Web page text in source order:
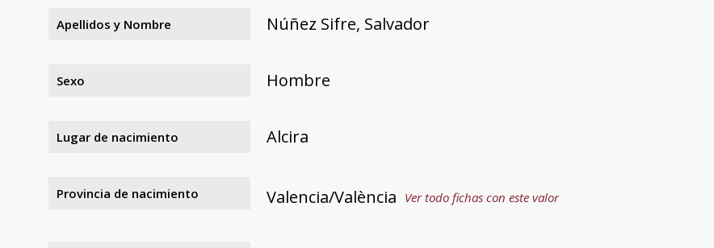
Apellidos y Nombre Núñez Sifre, Salvador
Sexo Hombre
Lugar de nacimiento Alcira
Provincia de nacimiento Valencia/València Ver todo fichas con este valor